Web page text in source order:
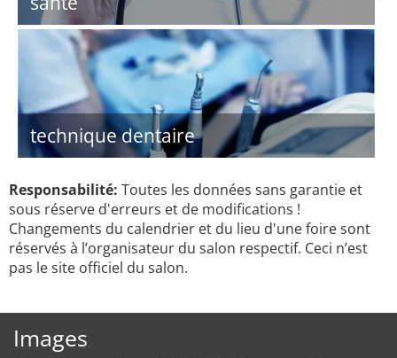
technique dentaire
Responsabilité: Toutes les données sans garantie et
sous réserve d'erreurs et de modifications !
Changements du calendrier et du lieu d'une foire sont
réservés à l’organisateur du salon respectif. Ceci n’est
pas le site officiel du salon.
Images